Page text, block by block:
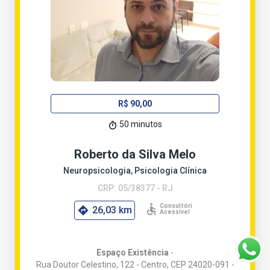
R$ 90,00
50 minutos
Roberto da Silva Melo
Neuropsicologia, Psicologia Clínica
CRP: 05/38377 - RJ
26,03 km
Espaço Existência -
Rua Doutor Celestino, 122 - Centro, CEP 24020-091 -